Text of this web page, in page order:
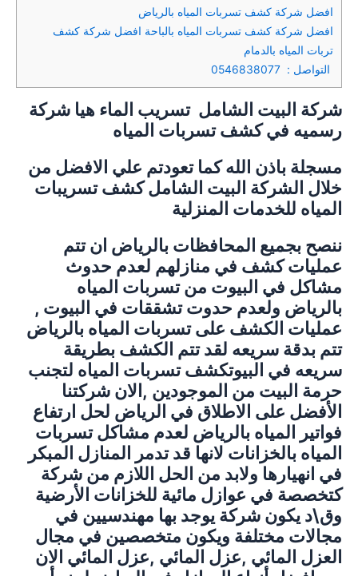
افضل شركة كشف تسربات المياه بالرياض
افضل شركة كشف تسربات المياه بالباحة افضل شركة كشف
تربات المياه بالدمام
التواصل : 0546838077
شركة البيت الشامل تسريب الماء هيا شركة
رسميه في كشف تسربات المياه
مسجلة باذن الله كما تعودتم علي الافضل من
خلال الشركة البيت الشامل كشف تسريبات
المياه للخدمات المنزلية
ننصح بجميع المحافظات بالرياض ان تتم
عمليات كشف في منازلهم لعدم حدوث
مشاكل في البيوت من تسربات المياه
بالرياض ولعدم حدوت تشققات في البيوت ,
عمليات الكشف على تسربات المياه بالرياض
تتم بدقة سريعه لقد تتم الكشف بطريقة
سريعه في البيوتكشف تسربات المياه لتجنب
حرمة البيت من الموجودين ,الان شركتنا
الأفضل على الاطلاق في الرياض لحل ارتفاع
فواتير المياه بالرياض لعدم مشاكل تسربات
المياه بالخزانات لانها قد تدمر المنازل المبكر
في انهيارها ولابد من الحل اللازم من شركة
كتخصصة في عوازل مائية للخزانات الأرضية
وق\د يكون شركة يوجد بها مهندسيين في
مجالات مختلفة ويكون متخصصين في مجال
العزل المائي ,عزل المائي ,عزل المائي الان